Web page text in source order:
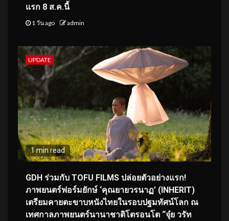
แรก 8 ส.ค.นี้
1 วัน ago admin
UPDATE
1 min read
GDH ร่วมกับ TOFU FILMS ปล่อยตัวอย่างแรก!
ภาพยนตร์ฟอร์มยักษ์ ‘คุณยายวรนาฏ’ (INHERIT)
เตรียมคายตะขาบหนังไทยในรอบปฐมทัศน์โลก ณ
เทศกาลภาพยนตร์นานาชาติโตรอนโต “จุ๋ย วรัท